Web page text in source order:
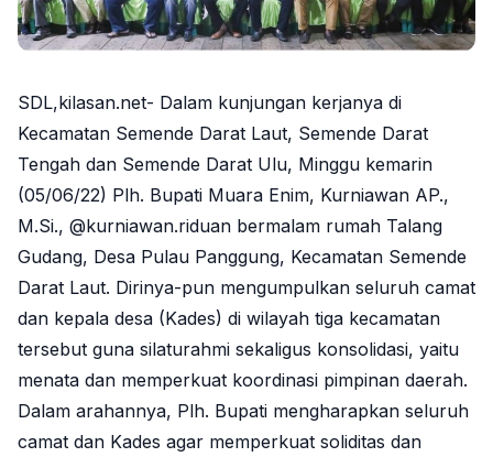
SDL,kilasan.net- Dalam kunjungan kerjanya di
Kecamatan Semende Darat Laut, Semende Darat
Tengah dan Semende Darat Ulu, Minggu kemarin
(05/06/22) Plh. Bupati Muara Enim, Kurniawan AP.,
M.Si., @kurniawan.riduan bermalam rumah Talang
Gudang, Desa Pulau Panggung, Kecamatan Semende
Darat Laut. Dirinya-pun mengumpulkan seluruh camat
dan kepala desa (Kades) di wilayah tiga kecamatan
tersebut guna silaturahmi sekaligus konsolidasi, yaitu
menata dan memperkuat koordinasi pimpinan daerah.
Dalam arahannya, Plh. Bupati mengharapkan seluruh
camat dan Kades agar memperkuat soliditas dan